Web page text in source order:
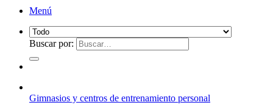
Menú
Buscar por:
Gimnasios y centros de entrenamiento personal